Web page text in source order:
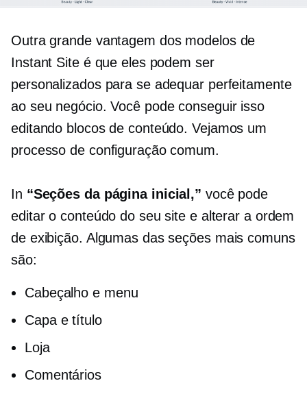
Outra grande vantagem dos modelos de
Instant Site é que eles podem ser
personalizados para se adequar perfeitamente
ao seu negócio. Você pode conseguir isso
editando blocos de conteúdo. Vejamos um
processo de configuração comum.
In “Seções da página inicial,” você pode
editar o conteúdo do seu site e alterar a ordem
de exibição. Algumas das seções mais comuns
são:
Cabeçalho e menu
Capa e título
Loja
Comentários